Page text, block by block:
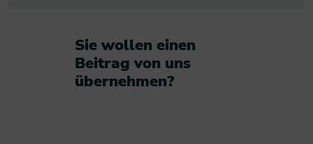
Sie wollen einen
Beitrag von uns
übernehmen?​